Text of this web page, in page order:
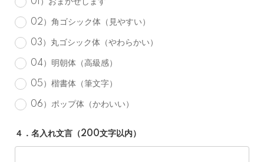
02）角ゴシック体（見やすい）
03）丸ゴシック体（やわらかい）
04）明朝体（高級感）
05）楷書体（筆文字）
06）ポップ体（かわいい）
４．名入れ文言（200文字以内）